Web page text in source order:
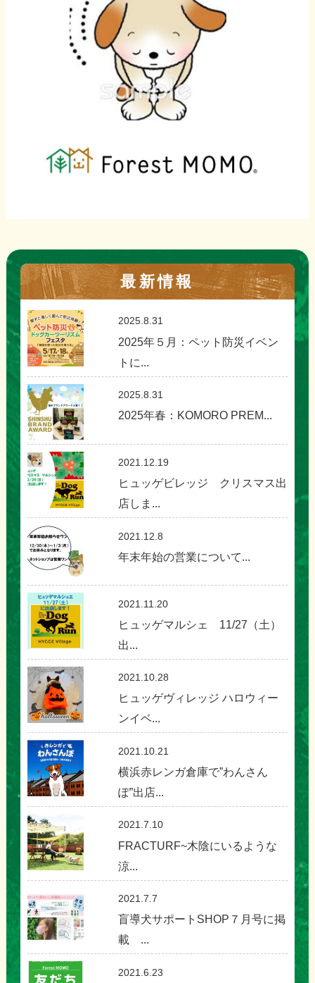
最新情報
2025.8.31
2025年５月：ペット防災イベン
トに...
2025.8.31
2025年春：KOMORO PREM...
2021.12.19
ヒュッゲビレッジ クリスマス出
店しま...
2021.12.8
年末年始の営業について...
2021.11.20
ヒュッゲマルシェ 11/27（土）
出...
2021.10.28
ヒュッゲヴィレッジ ハロウィー
ンイベ...
2021.10.21
横浜赤レンガ倉庫で”わんさん
ぽ”出店...
2021.7.10
FRACTURF~木陰にいるような
涼...
2021.7.7
盲導犬サポートSHOP７月号に掲
載 ...
2021.6.23